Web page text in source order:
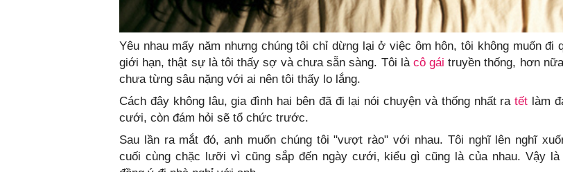
Yêu nhau mấy năm nhưng chúng tôi chỉ dừng lại ở việc ôm hôn, tôi không muốn đi
giới hạn, thật sự là tôi thấy sợ và chưa sẵn sàng. Tôi là cô gái truyền thống, hơn
chưa từng sâu nặng với ai nên tôi thấy lo lắng.
Cách đây không lâu, gia đình hai bên đã đi lại nói chuyện và thống nhất ratết làm
cưới, còn đám hỏi sẽ tổ chức trước.
Sau lần ra mắt đó, anh muốn chúng tôi "vượt rào" với nhau. Tôi nghĩ lên nghĩ
cuối cùng chặc lưỡi vì cũng sắp đến ngày cưới, kiểu gì cũng là của nhau. Vậy là